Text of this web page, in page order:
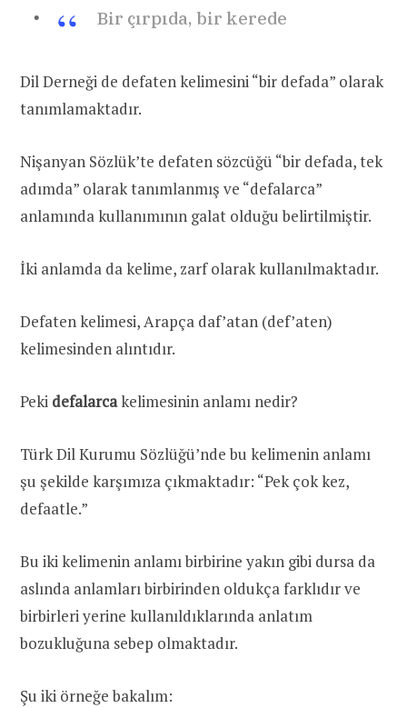
Bir çırpıda, bir kerede
Dil Derneği de defaten kelimesini “bir defada” olarak
tanımlamaktadır.
Nişanyan Sözlük’te defaten sözcüğü “bir defada, tek
adımda” olarak tanımlanmış ve “defalarca”
anlamında kullanımının galat olduğu belirtilmiştir.
İki anlamda da kelime, zarf olarak kullanılmaktadır.
Defaten kelimesi, Arapça daf’atan (def’aten)
kelimesinden alıntıdır.
Peki defalarcakelimesinin anlamı nedir?
Türk Dil Kurumu Sözlüğü’nde bu kelimenin anlamı
şu şekilde karşımıza çıkmaktadır: “Pek çok kez,
defaatle.”
Bu iki kelimenin anlamı birbirine yakın gibi dursa da
aslında anlamları birbirinden oldukça farklıdır ve
birbirleri yerine kullanıldıklarında anlatım
bozukluğuna sebep olmaktadır.
Şu iki örneğe bakalım: